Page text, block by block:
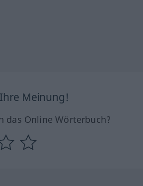
Meinung!
das Online Wörterbuch?